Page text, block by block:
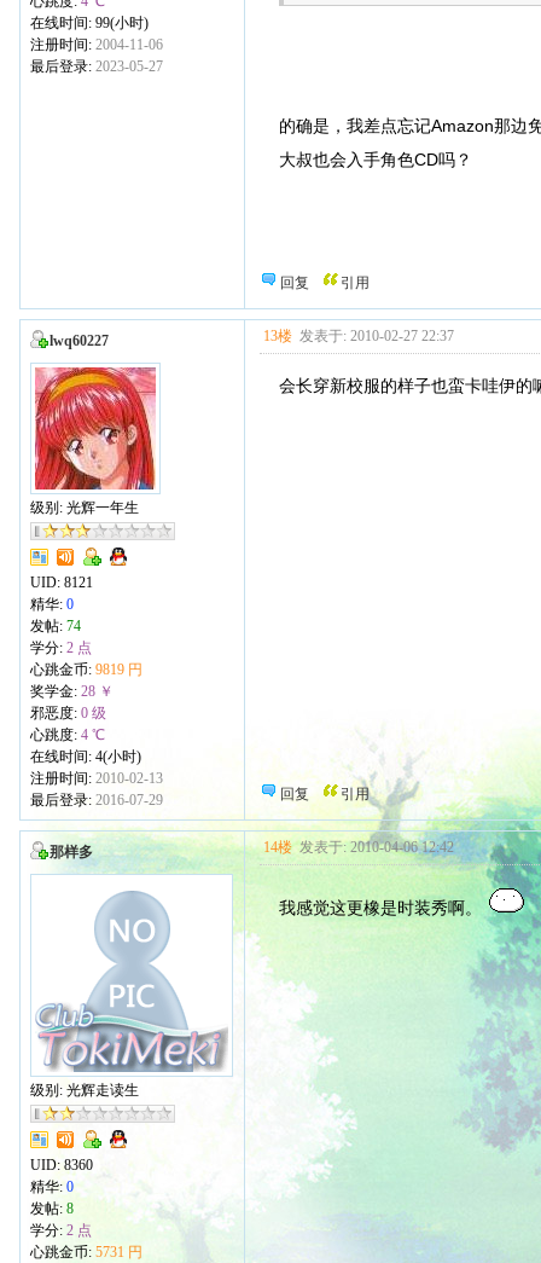
在线时间: 99(小时)
注册时间: 2004-11-06
最后登录: 2023-05-27
的确是，我差点忘记Amazon那边
大叔也会入手角色CD吗？
回复 引用
lwq60227
级别: 光辉一年生
UID: 8121
精华: 0
发帖: 74
学分: 2 点
心跳金币: 9819 円
奖学金: 28 ￥
邪恶度: 0 级
心跳度: 4 ℃
在线时间: 4(小时)
注册时间: 2010-02-13
最后登录: 2016-07-29
13楼 发表于: 2010-02-27 22:37
会长穿新校服的样子也蛮卡哇伊的
回复 引用
那样多
级别: 光辉走读生
UID: 8360
精华:0
发帖: 8
学分: 2 点
心跳金币: 5731 円
14楼 发表于: 2010-04-06 12:42
我感觉这更橡是时装秀啊。